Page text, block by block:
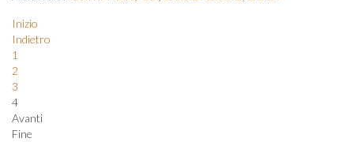
Inizio
Indietro
1
2
3
4
Avanti
Fine